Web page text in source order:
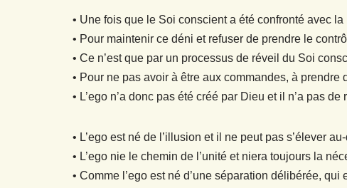
• Une fois que le Soi conscient a été confronté avec
• Pour maintenir ce déni et refuser de prendre le
• Ce n’est que par un processus de réveil du Soi
• Pour ne pas avoir à être aux commandes, à
• L’ego n’a donc pas été créé par Dieu et il n’a pas
• L’ego est né de l’illusion et il ne peut pas s’élever
• L’ego nie le chemin de l’unité et niera toujours la
• Comme l’ego est né d’une séparation délibérée,